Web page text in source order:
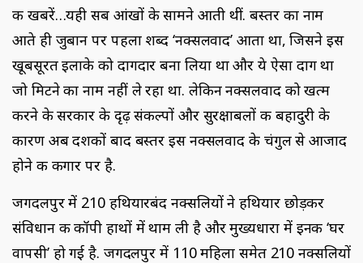
की खबरें…यही सब आंखों के सामने आती थीं. बस्तर का नाम
आते ही जुबान पर पहला शब्द ‘नक्सलवाद’ आता था, जिसने इस
खूबसूरत इलाके को दागदार बना लिया था और ये ऐसा दाग था
जो मिटने का नाम नहीं ले रहा था. लेकिन नक्सलवाद को खत्म
करने के सरकार के दृढ़ संकल्पों और सुरक्षाबलों की बहादुरी के
कारण अब दशकों बाद बस्तर इस नक्सलवाद के चंगुल से आजाद
होने की कगार पर है.
जगदलपुर में 210 हथियारबंद नक्सलियों ने हथियार छोड़कर
संविधान की कॉपी हाथों में थाम ली है और मुख्यधारा में इनकी ‘घर
वापसी’ हो गई है. जगदलपुर में 110 महिला समेत 210 नक्सलियों